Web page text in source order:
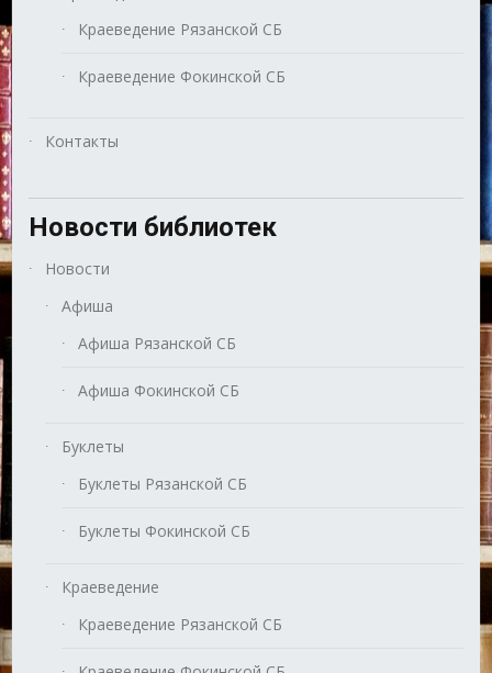
Краеведение Рязанской СБ
Краеведение Фокинской СБ
Контакты
Новости библиотек
Новости
Афиша
Афиша Рязанской СБ
Афиша Фокинской СБ
Буклеты
Буклеты Рязанской СБ
Буклеты Фокинской СБ
Краеведение
Краеведение Рязанской СБ